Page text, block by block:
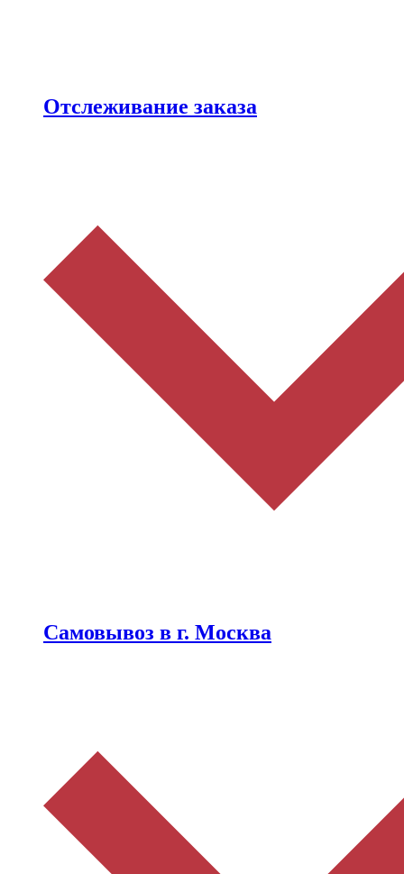
Отслеживание заказа
Самовывоз в г. Москва